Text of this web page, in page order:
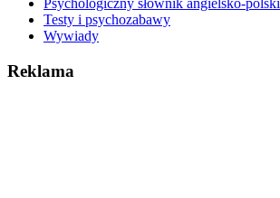
Testy i psychozabawy
Wywiady
Reklama